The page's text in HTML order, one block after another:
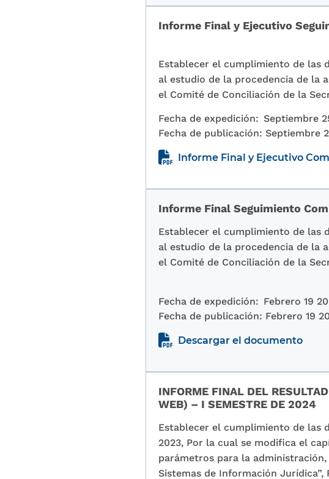
Informe Final y Ejecutivo
Establecer el cumplimiento de las
al estudio de la procedencia de la
el Comité de Conciliación de la
Fecha de expedición: Septiembre
Fecha de publicación: Septiembre
Informe Final y Ejecutivo
Informe Final Seguimiento
Establecer el cumplimiento de las
al estudio de la procedencia de la
el Comité de Conciliación de la
Fecha de expedición: Febrero 19
Fecha de publicación: Febrero 19
Descargar el documento
INFORME FINAL DEL
WEB) – I SEMESTRE DE 2024
Establecer el cumplimiento de las
2023, Por la cual se modifica el
parámetros para la
Sistemas de Información